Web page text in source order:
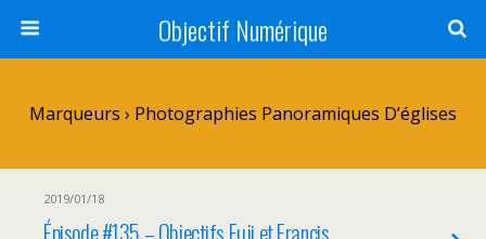
Objectif Numérique
Marqueurs › Photographies Panoramiques D’églises
2019/01/18
Épisode #135 – Objectifs Fuji et Francis